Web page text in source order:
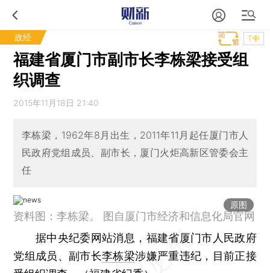
政经 T中
福建省厦门市副市长李栋梁接受组
织调查
2015年11月18日 21:40
李栋梁，1962年8月出生，2011年11月起任厦门市人
民政府党组成员、副市长，厦门火炬高新区管委会主
任
原图
资料图：李栋梁。 图自厦门市经济和信息化局官网
据中央纪委网站消息，福建省厦门市人民政府
党组成员、副市长李栋梁涉嫌严重违纪，目前正接